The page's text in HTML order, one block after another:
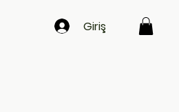
Giriş